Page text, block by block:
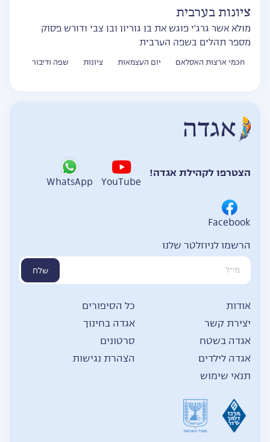
ציונות בערבית
מולא אשר גרג'י פוגש את בן גוריון ובן צבי ודורש פסוק
מספר תהלים בשפה הערבית
חכמי ארצות האסלאם יום העצמאות ציונות שפה ודיבור
הצטרפו לקהילת אגדה!
YouTube
WhatsApp
Facebook
הרשמו לניוזלטר שלנו
שלח
אודות
כל הסיפורים
יצירת קשר
הצהרת נגישות
אגדה בחינוך
אגדה בשטח
תנאי שימוש
סרטונים
אגדה לילדים